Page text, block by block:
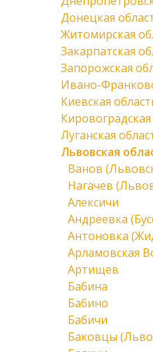
Донецкая
Житомирская
Закарпатская
Запорожская
Ивано-
Киевская
Луганская
Львовская
Ванов
Нагачев
Алексичи
Андреевка
Антоновка
Арламовская
Артищев
Бабина
Бабино
Бабичи
Баковцы